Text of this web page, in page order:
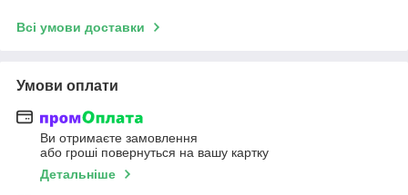
Всі умови доставки
Умови оплати
Ви отримаєте замовлення
або гроші повернуться на вашу картку
Детальніше